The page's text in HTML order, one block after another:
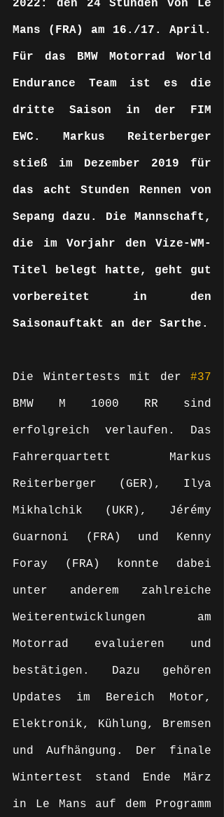
2022: den 24 Stunden von Le
Mans (FRA) am 16./17. April.
Für das BMW Motorrad World
Endurance Team ist es die
dritte Saison in der FIM
EWC. Markus Reiterberger
stieß im Dezember 2019 für
das acht Stunden Rennen von
Sepang dazu. Die Mannschaft,
die im Vorjahr den Vize-WM-
Titel belegt hatte, geht gut
vorbereitet in den
Die Wintertests mit der #37
BMW M 1000 RR sind
erfolgreich verlaufen. Das
Fahrerquartett Markus
Reiterberger (GER), Ilya
Mikhalchik (UKR), Jérémy
Guarnoni (FRA) und Kenny
Foray (FRA) konnte dabei
unter anderem zahlreiche
Weiterentwicklungen am
Motorrad evaluieren und
bestätigen. Dazu gehören
Updates im Bereich Motor,
Elektronik, Kühlung, Bremsen
und Aufhängung. Der finale
Wintertest stand Ende März
in Le Mans auf dem Programm